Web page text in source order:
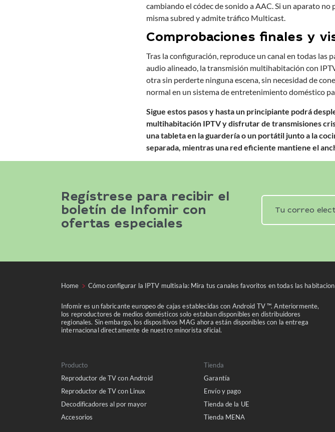
cambiando el códec de sonido a AAC. Si un aparato
misma subred y admite tráfico Multicast.
Comprobaciones finales y
Tras la configuración, reproduce un canal en todas las
audio alineado, la transmisión multihabitación con
otra sin perderte ninguna escena, sin necesidad de
normal en un sistema de entretenimiento doméstico
Sigue estos pasos y hasta un principiante podrá
multihabitación IPTV y disfrutar de transmisiones
una tableta en la guardería o un portátil junto a la
separada, mientras una red eficiente mantiene el
Regístrese para recibir el
boletín de Infomir con
ofertas especiales
Home Cómo configurar la IPTV multisala: Mira tus canales favoritos en todas las
Infomir es un fabricante europeo de cajas establecidas con Android TV ™. Anteriormente,
los reproductores de medios domésticos solo estaban disponibles en distribuidores
regionales. Sin embargo, los dispositivos MAG ahora están disponibles con la entrega
internacional directamente de nuestro minorista oficial.
Producto
Reproductor de TV con Android
Reproductor de TV con Linux
Decodificadores al por mayor
Accesorios
Tienda
Garantía
Envío y pago
Tienda de la UE
Tienda MENA